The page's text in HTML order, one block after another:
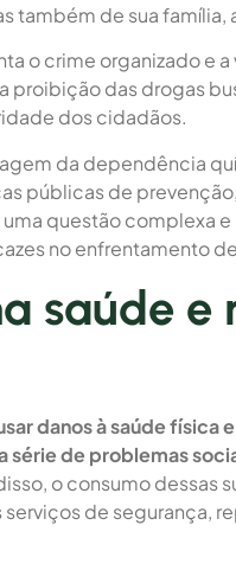
também de sua
o crime organizado e
das drogas
dos cidadãos.
da dependência
públicas de prevenção,
questão complexa
no enfrentamento
saúde e
danos à saúde física
série de problemas
o consumo dessas
de segurança,